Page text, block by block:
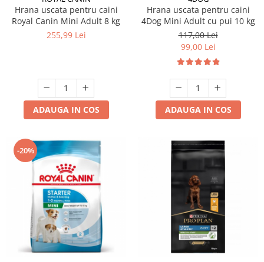
Hrana uscata pentru caini
Royal Canin Mini Adult 8 kg
255,99 Lei
ADAUGA IN COS
Hrana uscata pentru caini
4Dog Mini Adult cu pui 10 kg
117,00 Lei
99,00 Lei
ADAUGA IN COS
-20%